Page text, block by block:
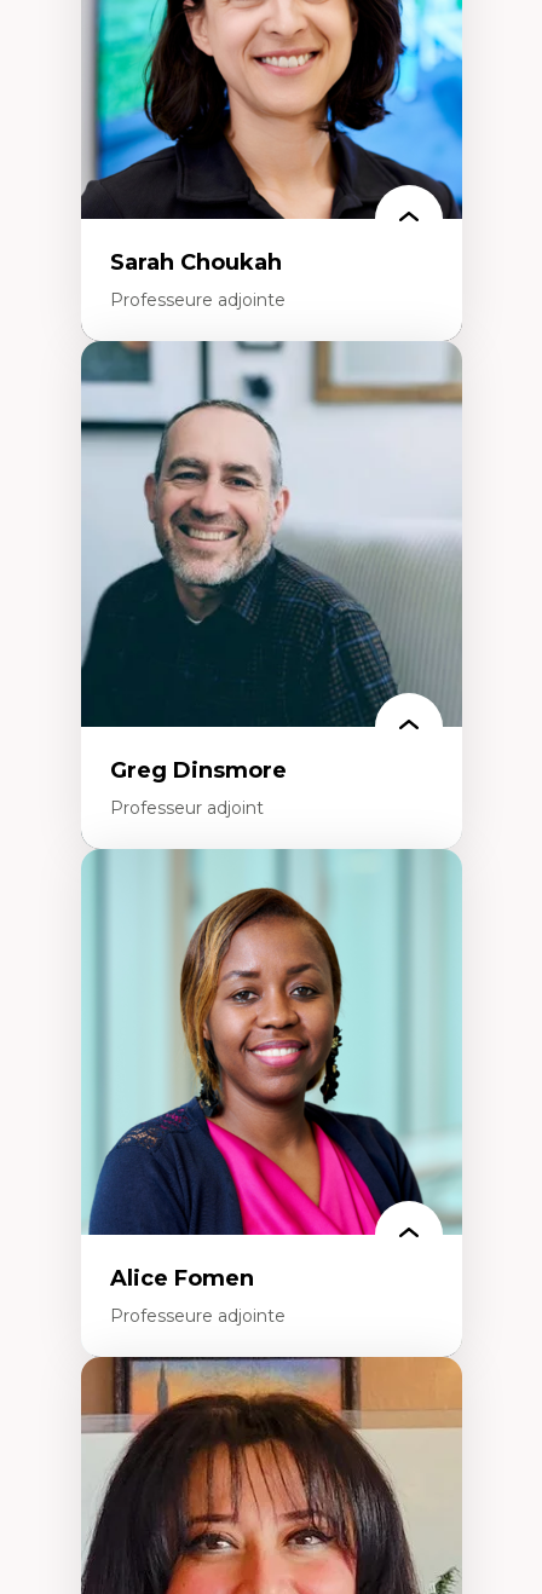
Mouvements sociaux
Théories de l’État
Sarah Choukah
Professeure adjointe
Expertises
Démocratisation des nouvelles
technologies et biotechnologies
Données ouvertes
Bioart, programmation et électronique
créatives
Histoire sociale et culturelle des
technologies numériques
Résistances et droits numériques
Internet des objets
Métavers
Problématiques relatives à l’intelligence
artificielle, l’apprentissage machine et les
Féminismes et nouvelles technologies
Greg Dinsmore
Professeur adjoint
Fragmentation des auditoires médiatiques
Analyse multi-plateforme des auditoires
médiatiques
Analyse des comportements numériques à
travers les données massives et l’IA
Recherche quantitative et qualitative sur
les auditoires médiatiques
Épistémologie des techniques de recherche
numérique et l’IA
Théorie des droits de la personne
La pensée politique d’Hannah Arendt
La pensée politique à l’ère numérique
Justice internationale et normes
internationales
Alice Fomen
Professeure adjointe
Expertises
Acceptabilité, acceptation et adoption des
technologies
Technologies d'apprentissage innovantes
Insertion professionnelle du nouveau
personnel enseignant
Construction identitaire en milieu
minoritaire francophone
Technologies éducatives pour la formation
continue